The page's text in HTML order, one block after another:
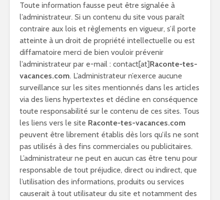
Toute information fausse peut être signalée à
l’administrateur. Si un contenu du site vous paraît
contraire aux lois et règlements en vigueur, s’il porte
atteinte à un droit de propriété intellectuelle ou est
diffamatoire merci de bien vouloir prévenir
l’administrateur par e-mail : contact[at]Raconte-tes-
vacances.com. L’administrateur n’exerce aucune
surveillance sur les sites mentionnés dans les articles
via des liens hypertextes et décline en conséquence
toute responsabilité sur le contenu de ces sites. Tous
les liens vers le site Raconte-tes-vacances.com
peuvent être librement établis dès lors qu’ils ne sont
pas utilisés à des fins commerciales ou publicitaires.
L’administrateur ne peut en aucun cas être tenu pour
responsable de tout préjudice, direct ou indirect, que
l’utilisation des informations, produits ou services
causerait à tout utilisateur du site et notamment des